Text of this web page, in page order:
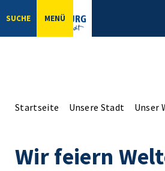
SUCHE MENÜ
Startseite Unsere Stadt Unser
Wir feiern